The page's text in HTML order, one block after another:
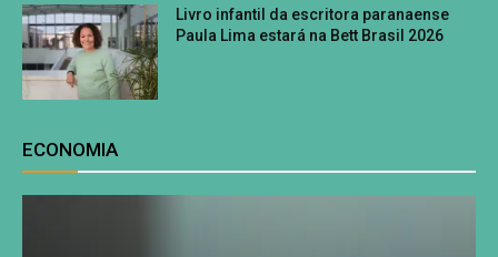
Livro infantil da escritora paranaense
Paula Lima estará na Bett Brasil 2026
ECONOMIA